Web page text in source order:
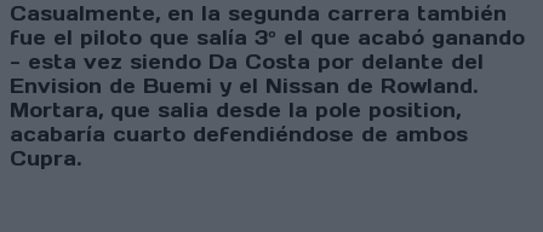
Casualmente, en la segunda carrera también
fue el piloto que salía 3º el que acabó ganando
- esta vez siendo Da Costa por delante del
Envision de Buemi y el Nissan de Rowland.
Mortara, que salia desde la pole position,
acabaría cuarto defendiéndose de ambos
Cupra.